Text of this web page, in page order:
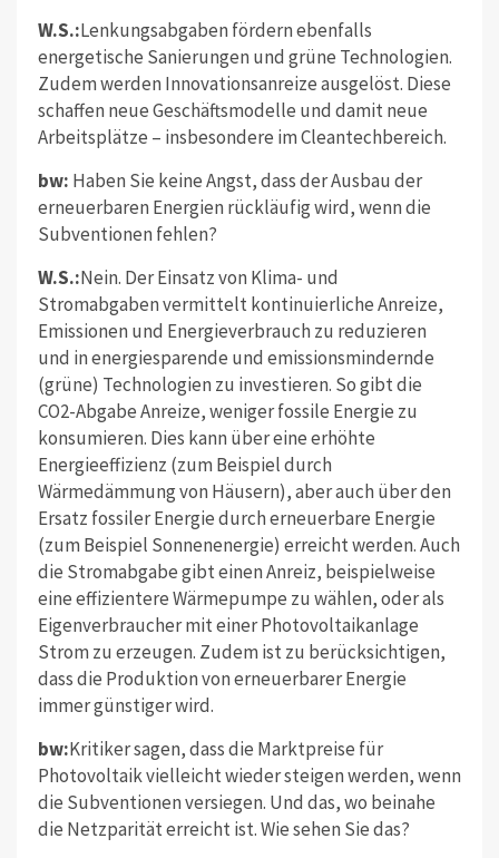
W.S.:Lenkungsabgaben fördern ebenfalls
energetische Sanierungen und grüne Technologien.
Zudem werden Innovationsanreize ausgelöst. Diese
schaffen neue Geschäftsmodelle und damit neue
Arbeitsplätze – insbesondere im Cleantechbereich.
bw: Haben Sie keine Angst, dass der Ausbau der
erneuerbaren Energien rückläufig wird, wenn die
Subventionen fehlen?
W.S.:Nein. Der Einsatz von Klima- und
Stromabgaben vermittelt kontinuierliche Anreize,
Emissionen und Energieverbrauch zu reduzieren
und in energiesparende und emissionsmindernde
(grüne) Technologien zu investieren. So gibt die
CO2-Abgabe Anreize, weniger fossile Energie zu
konsumieren. Dies kann über eine erhöhte
Energieeffizienz (zum Beispiel durch
Wärmedämmung von Häusern), aber auch über den
Ersatz fossiler Energie durch erneuerbare Energie
(zum Beispiel Sonnenenergie) erreicht werden. Auch
die Stromabgabe gibt einen Anreiz, beispielweise
eine effizientere Wärmepumpe zu wählen, oder als
Eigenverbraucher mit einer Photovoltaikanlage
Strom zu erzeugen. Zudem ist zu berücksichtigen,
dass die Produktion von erneuerbarer Energie
immer günstiger wird.
bw:Kritiker sagen, dass die Marktpreise für
Photovoltaik vielleicht wieder steigen werden, wenn
die Subventionen versiegen. Und das, wo beinahe
die Netzparität erreicht ist. Wie sehen Sie das?